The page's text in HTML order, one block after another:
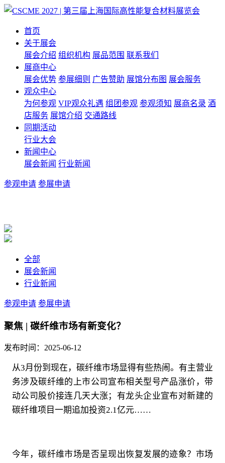
首页
关于展会
展会介绍 组织机构 展品范围 联系我们
展商中心
展会优势 参展细则 广告赞助 展馆分布图 展会服务
观众中心
为何参观 VIP观众礼遇 组团参观 参观须知 展商名录 酒
店服务 展馆介绍 交通路线
同期活动
行业大会
新闻中心
展会新闻 行业新闻
参观申请 参展申请
全部
展会新闻
行业新闻
参观申请 参展申请
聚焦 | 碳纤维市场有新变化？
发布时间：2025-06-12
从3月份到现在，碳纤维市场显得有些热闹。有主营业
务涉及碳纤维的上市公司宣布相关型号产品涨价，带
动公司股价接连几天大涨；有龙头企业宣布对新建的
碳纤维项目一期追加投资2.1亿元……
今年，碳纤维市场是否呈现出恢复发展的迹象？市场